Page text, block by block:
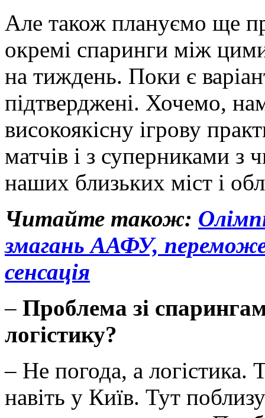
Але також плануємо ще
окремі спаринги між
на тиждень. Поки є
підтверджені. Хочемо,
високоякісну ігрову
матчів і з суперниками з
наших близьких міст і
Читайте також:
змагань ААФУ,
сенсація
– Проблема зі
логістику?
– Не погода, а логістика.
навіть у Київ. Тут